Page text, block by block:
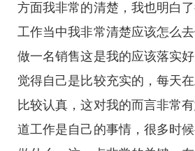
方面我非常的清楚，我也明白
工作当中我非常清楚应该怎么
做一名销售这是我的应该落实
觉得自己是比较充实的，每天
比较认真，这对我的而言非常
道工作是自己的事情，很多时